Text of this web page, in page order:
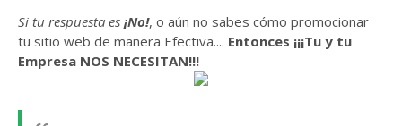
Si tu respuesta es ¡No!, o aún no sabes cómo promocionar
tu sitio web de manera Efectiva.... Entonces ¡¡¡Tu y tu
Empresa NOS NECESITAN!!!